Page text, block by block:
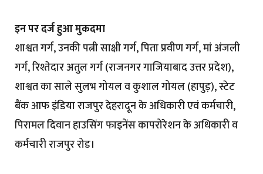
इन पर दर्ज हुआ मुकदमा
शाश्वत गर्ग, उनकी पत्नी साक्षी गर्ग, पिता प्रवीण गर्ग, मां अंजली
गर्ग, रिश्तेदार अतुल गर्ग (राजनगर गाजियाबाद उत्तर प्रदेश),
शाश्वत का साले सुलभ गोयल व कुशाल गोयल (हापुड़), स्टेट
बैंक आफ इंडिया राजपुर देहरादून के अधिकारी एवं कर्मचारी,
पिरामल दिवान हाउसिंग फाइनेंस कापरोरेशन के अधिकारी व
कर्मचारी राजपुर रोड।